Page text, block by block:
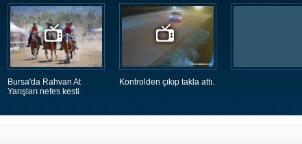
Bursa'da Rahvan At
Yarışları nefes kesti
Kontrolden çıkıp takla attı.